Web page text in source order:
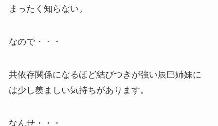
まったく知らない。
なので・・・
共依存関係になるほど結びつきが強い辰巳姉妹に
は少し羨ましい気持ちがあります。
なんせ・・・